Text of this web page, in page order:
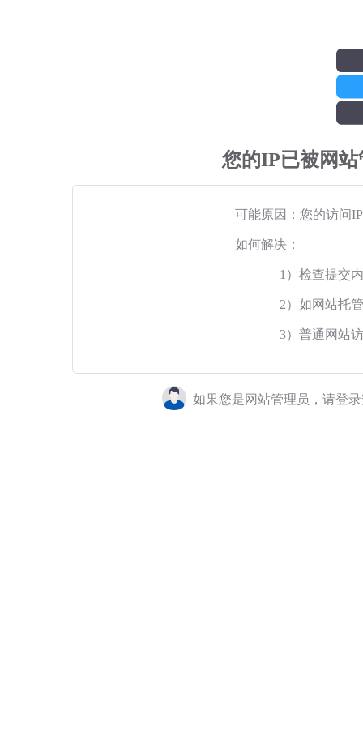
您的IP已被网
可能原因：您的访问
如何解决：
1）检查提交
2）如网站托
3）普通网站
如果您是网站管理员，请登